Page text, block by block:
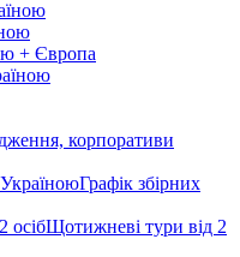
+ Європа
корпоративи
Графік збірних
Щотижневі тури від 2